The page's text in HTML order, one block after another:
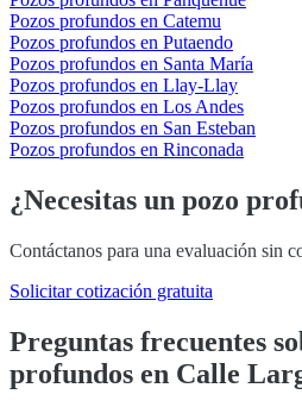
Pozos profundos en Catemu
Pozos profundos en Putaendo
Pozos profundos en Santa María
Pozos profundos en Llay-Llay
Pozos profundos en Los Andes
Pozos profundos en San Esteban
Pozos profundos en Rinconada
¿Necesitas un pozo
Contáctanos para una evaluación sin
Solicitar cotización gratuita
Preguntas frecuentes
profundos en Calle